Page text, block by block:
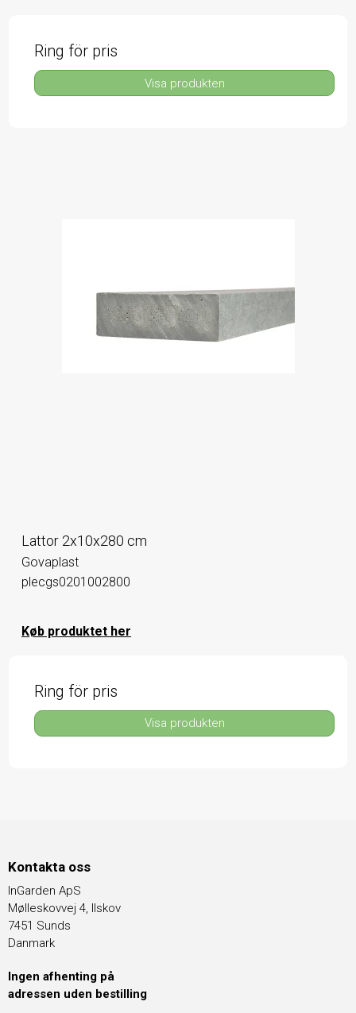
Ring för pris
Visa produkten
Lattor 2x10x280 cm
Govaplast
plecgs0201002800
Køb produktet her
Ring för pris
Visa produkten
Kontakta oss
InGarden ApS
Mølleskovvej 4, Ilskov
7451 Sunds
Danmark
Ingen afhenting på
adressen uden bestilling